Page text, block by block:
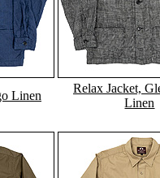
Linen
Relax Jacket,
Linen